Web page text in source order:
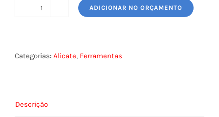
8P/6P
quantidade
ADICIONAR NO ORÇAMENTO
Categorias: Alicate, Ferramentas
Descrição